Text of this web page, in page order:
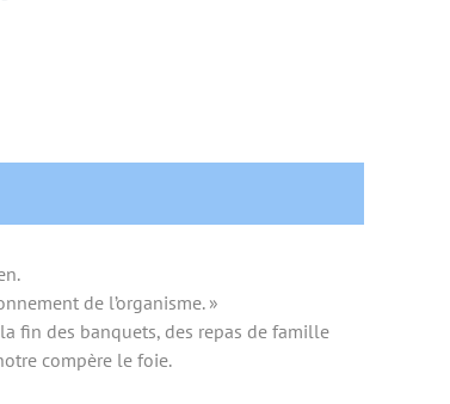
de l’organisme. »
fin des banquets, des repas de famille
compère le foie.